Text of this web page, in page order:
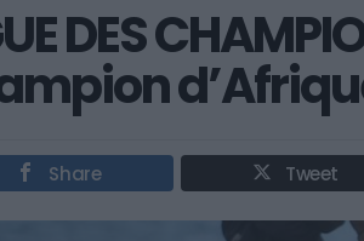
DES
Share Tweet